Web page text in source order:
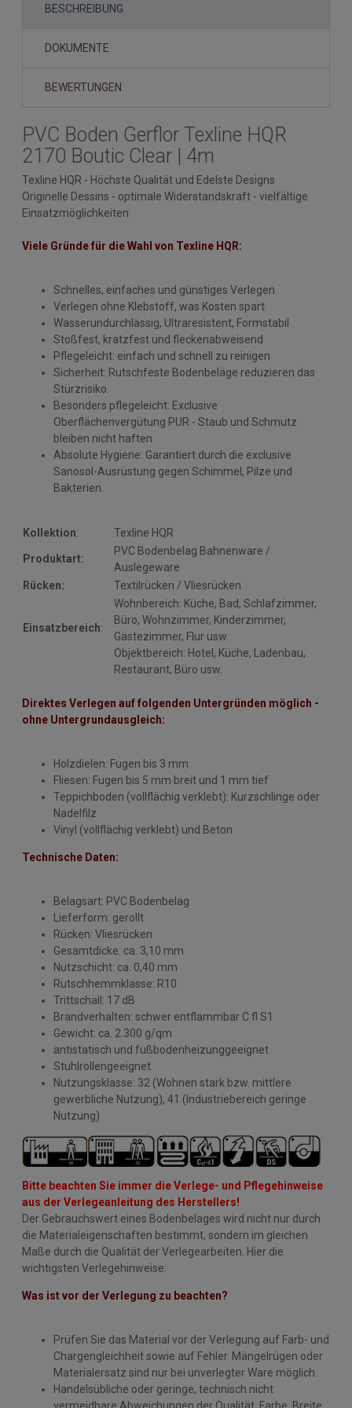
BESCHREIBUNG
DOKUMENTE
BEWERTUNGEN
PVC Boden Gerflor Texline HQR
2170 Boutic Clear | 4m
Texline HQR - Höchste Qualität und Edelste Designs
Originelle Dessins - optimale Widerstandskraft - vielfältige
Einsatzmöglichkeiten
Viele Gründe für die Wahl von Texline HQR:
Schnelles, einfaches und günstiges Verlegen
Verlegen ohne Klebstoff, was Kosten spart
Wasserundurchlässig, Ultraresistent, Formstabil
Stoßfest, kratzfest und fleckenabweisend
Pflegeleicht: einfach und schnell zu reinigen
Sicherheit: Rutschfeste Bodenbeläge reduzieren das
Stürzrisiko.
Besonders pflegeleicht: Exclusive
Oberflächenvergütung PUR - Staub und Schmutz
bleiben nicht haften.
Absolute Hygiene: Garantiert durch die exclusive
Sanosol-Ausrüstung gegen Schimmel, Pilze und
Bakterien.
Kollektion: Texline HQR
Produktart:
PVC Bodenbelag Bahnenware /
Auslegeware
Rücken:
Textilrücken / Vliesrücken
Einsatzbereich:
Wohnbereich: Küche, Bad, Schlafzimmer,
Büro, Wohnzimmer, Kinderzimmer,
Gästezimmer, Flur usw.
Objektbereich: Hotel, Küche, Ladenbau,
Restaurant, Büro usw.
Direktes Verlegen auf folgenden Untergründen möglich -
ohne Untergrundausgleich:
Holzdielen: Fugen bis 3 mm
Fliesen: Fugen bis 5 mm breit und 1 mm tief
Teppichboden (vollflächig verklebt): Kurzschlinge oder
Nadelfilz
Vinyl (vollflächig verklebt) und Beton
Technische Daten:
Belagsart: PVC Bodenbelag
Lieferform: gerollt
Rücken: Vliesrücken
Gesamtdicke: ca. 3,10 mm
Nutzschicht: ca. 0,40 mm
Rutschhemmklasse: R10
Trittschall: 17 dB
Brandverhalten: schwer entflammbar C fl S1
Gewicht: ca. 2.300 g/qm
antistatisch und fußbodenheizunggeeignet
Stuhlrollengeeignet
Nutzungsklasse: 32 (Wohnen stark bzw. mittlere
gewerbliche Nutzung), 41 (Industriebereich geringe
Nutzung)
Bitte beachten Sie immer die Verlege- und Pflegehinweise
aus der Verlegeanleitung des Herstellers!
Der Gebrauchswert eines Bodenbelages wird nicht nur durch
die Materialeigenschaften bestimmt, sondern im gleichen
Maße durch die Qualität der Verlegearbeiten. Hier die
wichtigsten Verlegehinweise:
Was ist vor der Verlegung zu beachten?
Prüfen Sie das Material vor der Verlegung auf Farb- und
Chargengleichheit sowie auf Fehler. Mängelrügen oder
Materialersatz sind nur bei unverlegter Ware möglich.
Handelsübliche oder geringe, technisch nicht